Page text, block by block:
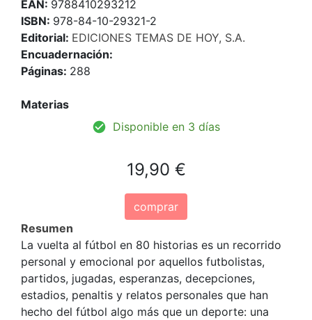
EAN: 9788410293212
ISBN: 978-84-10-29321-2
Editorial: EDICIONES TEMAS DE HOY, S.A.
Encuadernación:
Páginas: 288
Materias
Disponible en 3 días
19,90 €
comprar
Resumen
La vuelta al fútbol en 80 historias es un recorrido
personal y emocional por aquellos futbolistas,
partidos, jugadas, esperanzas, decepciones,
estadios, penaltis y relatos personales que han
hecho del fútbol algo más que un deporte: una